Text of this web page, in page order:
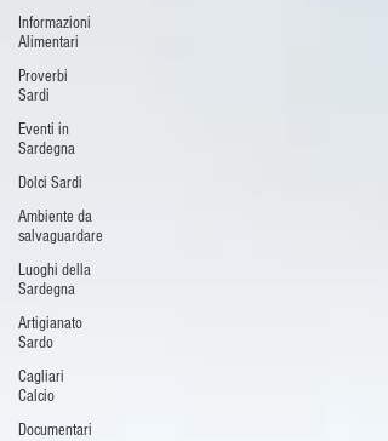
Informazioni
Alimentari
Proverbi
Sardi
Eventi in
Sardegna
Dolci Sardi
Ambiente da
salvaguardare
Luoghi della
Sardegna
Artigianato
Sardo
Cagliari
Calcio
Documentari